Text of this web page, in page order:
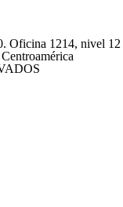
Oficina 1214, nivel 12